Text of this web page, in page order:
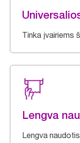
Tinka įvairiems
Lengva
Lengva